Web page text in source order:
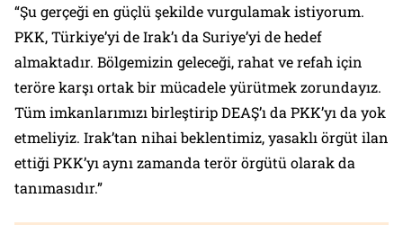
“Şu gerçeği en güçlü şekilde vurgulamak istiyorum.
PKK, Türkiye’yi de Irak’ı da Suriye’yi de hedef
almaktadır. Bölgemizin geleceği, rahat ve refah için
teröre karşı ortak bir mücadele yürütmek zorundayız.
Tüm imkanlarımızı birleştirip DEAŞ’ı da PKK’yı da yok
etmeliyiz. Irak’tan nihai beklentimiz, yasaklı örgüt ilan
ettiği PKK’yı aynı zamanda terör örgütü olarak da
tanımasıdır.”